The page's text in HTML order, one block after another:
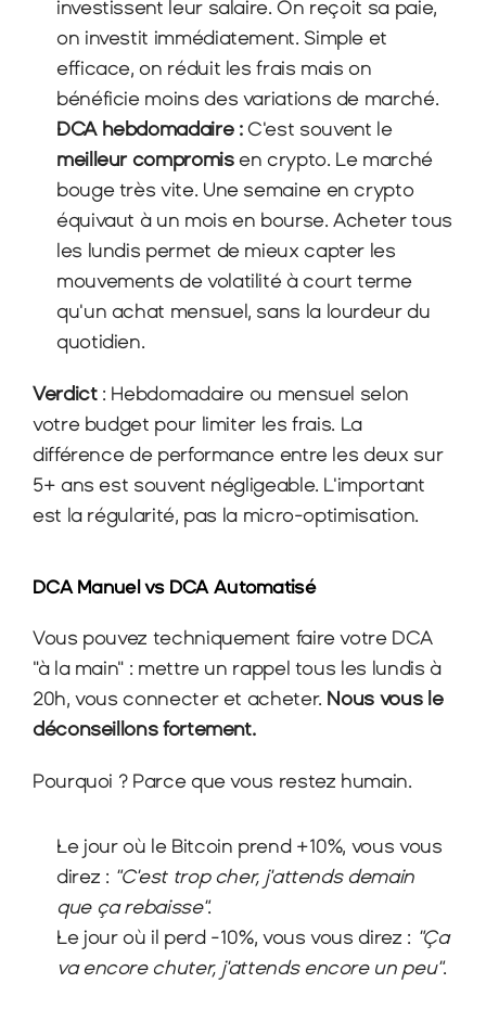
investissent leur salaire. On reçoit sa paie,
on investit immédiatement. Simple et
efficace, on réduit les frais mais on
bénéficie moins des variations de marché.
DCA hebdomadaire :
C'est souvent le
meilleur compromis en crypto. Le marché
bouge très vite. Une semaine en crypto
équivaut à un mois en bourse. Acheter tous
les lundis permet de mieux capter les
mouvements de volatilité à court terme
qu'un achat mensuel, sans la lourdeur du
quotidien.
Verdict : Hebdomadaire ou mensuel selon
votre budget pour limiter les frais. La
différence de performance entre les deux sur
5+ ans est souvent négligeable. L'important
est la régularité, pas la micro-optimisation.
DCA Manuel vs DCA Automatisé
Vous pouvez techniquement faire votre DCA
"à la main" : mettre un rappel tous les lundis à
20h, vous connecter et acheter. Nous vous le
déconseillons fortement.
Pourquoi ? Parce que vous restez humain.
Le jour où le Bitcoin prend +10%, vous vous
direz : "C'est trop cher, j'attends demain
que ça rebaisse".
Le jour où il perd -10%, vous vous direz : "Ça
va encore chuter, j'attends encore un peu".